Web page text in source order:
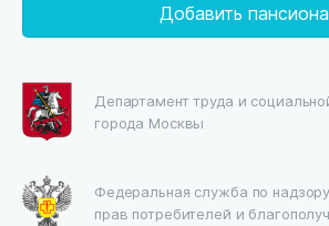
Добавить
Департамент труда и
города Москвы
Федеральная служба по
прав потребителей и